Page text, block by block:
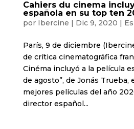
Cahiers du cinema
española en su top ten
por Ibercine | Dic 9, 2020 |
París, 9 de diciembre
de crítica cinematográfica
Cinéma incluyó a la película
de agosto”, de Jonás Trueba,
mejores películas del año
director español...